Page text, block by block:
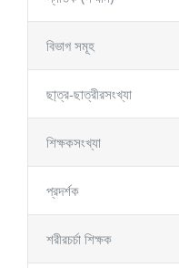
বিভাগ সমূহ
ছা্ত্র-ছাত্রীরসংখ্যা
শিক্ষকসংখ্যা
প্রদর্শক
শরীরচর্চা শিক্ষক